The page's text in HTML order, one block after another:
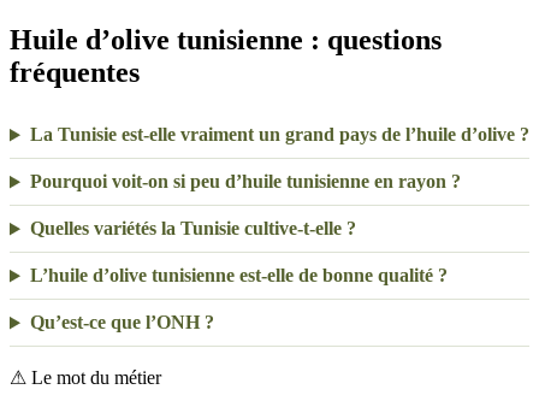
Huile d’olive tunisienne : questions
fréquentes
La Tunisie est-elle vraiment un grand pays de l’huile d’olive ?
Pourquoi voit-on si peu d’huile tunisienne en rayon ?
Quelles variétés la Tunisie cultive-t-elle ?
L’huile d’olive tunisienne est-elle de bonne qualité ?
Qu’est-ce que l’ONH ?
⚠ Le mot du métier